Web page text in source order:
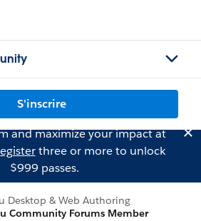
S'inscrire
and maximize your impact at
three or more to unlock
$999 passes.
Desktop & Web Authoring
Community Forums Member